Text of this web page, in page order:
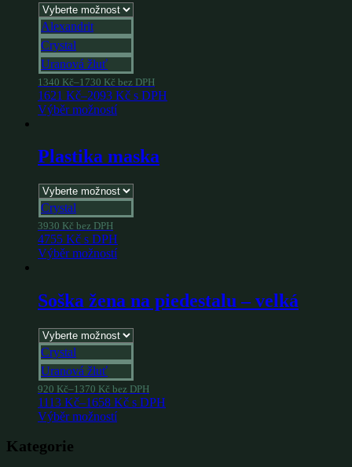
Alexandrit
Crystal
Uranová žluť
1340 Kč–1730 Kč bez DPH
1621 Kč–2093 Kč s DPH
Výběr možností
Plastika maska
Crystal
3930 Kč bez DPH
4755 Kč s DPH
Výběr možností
Soška žena na piedestalu – velká
Crystal
Uranová žluť
920 Kč–1370 Kč bez DPH
1113 Kč–1658 Kč s DPH
Výběr možností
Kategorie